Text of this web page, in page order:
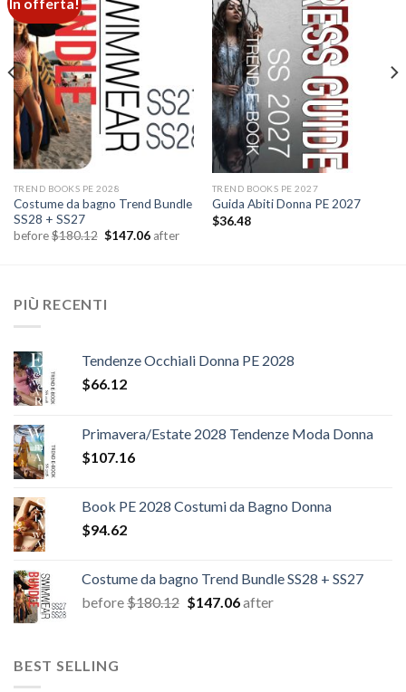
In offerta!
TREND BOOKS PE 2028
Costume da bagno Trend Bundle
SS28 + SS27
before$180.12 Il
$147.06Il
after
wishlist
TREND BOOKS PE 2027
Guida Abiti Donna PE 2027
$36.48
PIÙ RECENTI
Tendenze Occhiali Donna PE 2028
$66.12
Primavera/Estate 2028 Tendenze Moda Donna
$107.16
Book PE 2028 Costumi da Bagno Donna
$94.62
Costume da bagno Trend Bundle SS28 + SS27
before$180.12 Il
$147.06Il
after
BEST SELLING